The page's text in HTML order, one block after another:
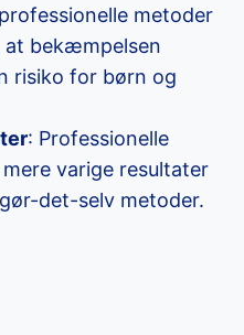
metoder
at bekæmpelsen
risiko for børn og
: Professionelle
varige resultater
det-selv metoder.